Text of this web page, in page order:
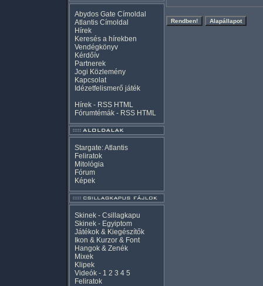
Abydos Gate Címoldal
Atlantis Címoldal
Hírek
Keresés a hírekben
Vendégkönyv
Kérdőív
Partnerek
Jogi Közlemény
Kapcsolat
Idézetfelismerő játék
Hírek - RSS HTML
Fórumtémák - RSS HTML
Stargate: Atlantis
Feliratok
Mitológia
Fórum
Képek
Skinek - Csillagkapu
Skinek - Egyiptom
Játékok & Kiegészítők
Ikon & Kurzor & Font
Hangok & Zenék
Mixek
Klipek
Videók - 1 2 3 4 5
Feliratok